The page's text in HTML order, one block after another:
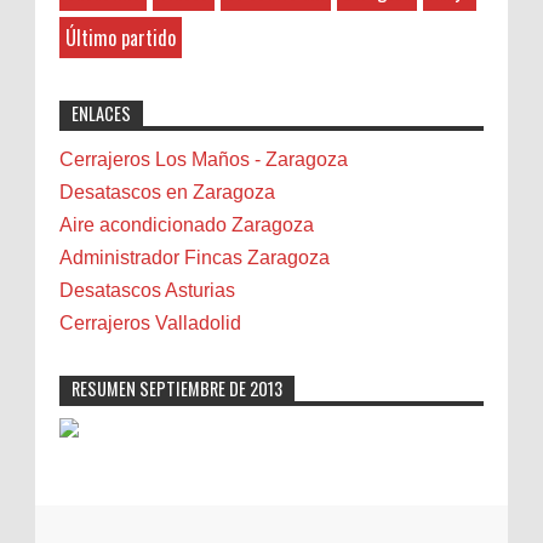
8-27-2025
"Great post! Resources like this are
professional solutions. Highly recommended!"
Belenes
Benalmádena
Bicicletas
Bilbao
Biota
Camareta
Cáncer
Carmela Sauras
Carnavales
Castellón
Cerrajeros
Último partido
ENLACES
Cerrajeros Los Maños - Zaragoza
Desatascos en Zaragoza
Aire acondicionado Zaragoza
Administrador Fincas Zaragoza
Desatascos Asturias
Cerrajeros Valladolid
RESUMEN SEPTIEMBRE DE 2013